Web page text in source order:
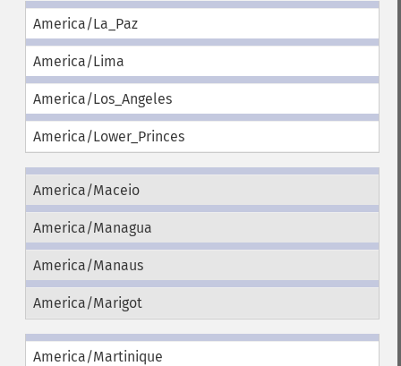
America/La_Paz
America/Lima
America/Los_Angeles
America/Lower_Princes
America/Maceio
America/Managua
America/Manaus
America/Marigot
America/Martinique